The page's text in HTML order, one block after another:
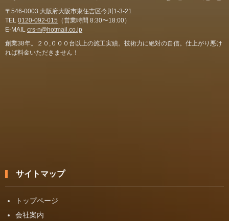
〒546-0003 大阪府大阪市東住吉区今川1-3-21
TEL 0120-092-015 （営業時間 8:30〜18:00）
E-MAIL crs-n@hotmail.co.jp
創業38年。２０,０００台以上の施工実績。技術力に絶対の自信。仕上がり悪け
れば料金いただきません！
サイトマップ
トップページ
会社案内